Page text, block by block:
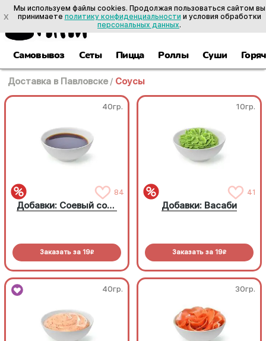
Самовывоз Сеты Пицца Роллы Суши
Доставка в Павловске / Соусы
40гр.
84
Добавки: Соевый соус
Заказать за 19R
10гр.
41
Добавки: Васаби
Заказать за 19R
40гр. 30гр.
X
Мы используем файлы cookies. Продолжая пользоваться сайтом вы
принимаете политику конфиденциальности и условия обработки
персональных данных.